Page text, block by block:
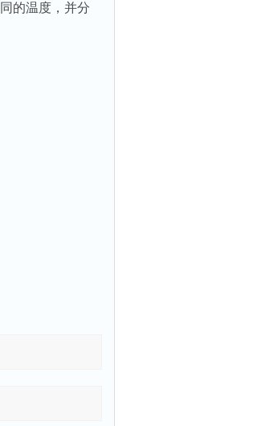
的温度，并分